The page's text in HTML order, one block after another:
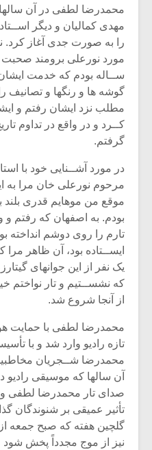
محمدرضا لطفی در آن سالها
مهدی کمالیان و دیگر
را به صورت جدی آغاز کرد.
ســاله بودم که خدمت
گوشه ها و رنگها و تصانیف
مطلب نزد ایشان رفتم و
کــرد و در واقع در تداوم
گرفتم.
در مورد آشــنایی خود با
مرحوم نورعلی خان مرا به
موقع من موهایم قدری
بودم. به اصفهان که رفتم
تارم را روی دوشم انداخته
ایســتاده بود، آن ظاهر
یک نفر از این جوانهای
که نشســتیم و تار
از آنجا شروع شد.
محمدرضا لطفی با حمایت
تازه رادیو وارد شد و با
محمدرضا شــجریان
آن سالها که موسیقی رادیو
صدای تار محمدرضا لطفی و
تأثیر عمیقی بر شنوندگان
گلچین هفته که صبح جمعه
نیز از موج مجدداً پخش شود
میکلوش روژا
یادداشتی بر
متن فیلم
شیش و نیم»
مشهورترین
بدنام ترین